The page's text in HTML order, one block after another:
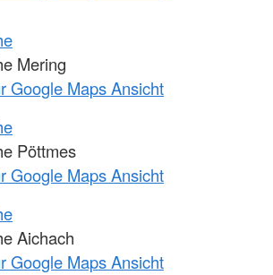
Mering
Google Maps Ansicht
Pöttmes
Google Maps Ansicht
Aichach
Google Maps Ansicht